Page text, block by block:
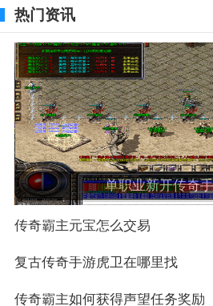
热门资讯
单职业新开传奇
传奇霸主元宝怎么交易
复古传奇手游虎卫在哪里找
传奇霸主如何获得声望任务奖励